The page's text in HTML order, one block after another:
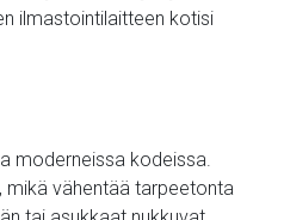
ilmastointilaitteen kotisi
moderneissa kodeissa.
mikä vähentää tarpeetonta